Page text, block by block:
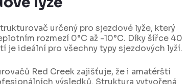
určený pro sjezdové lyže, který
rozmezí 0°C až -10°C. Díky šířce 40
je ideální pro všechny typy sjezdových lyží.
Red Creek zajišťuje, že i amatérští
výsledků. Struktura vytvořená